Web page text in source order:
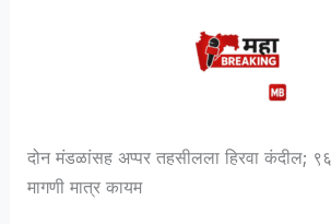
दोन मंडळांसह अप्पर तहसीलला हिरवा कंदील; ९६
मागणी मात्र कायम